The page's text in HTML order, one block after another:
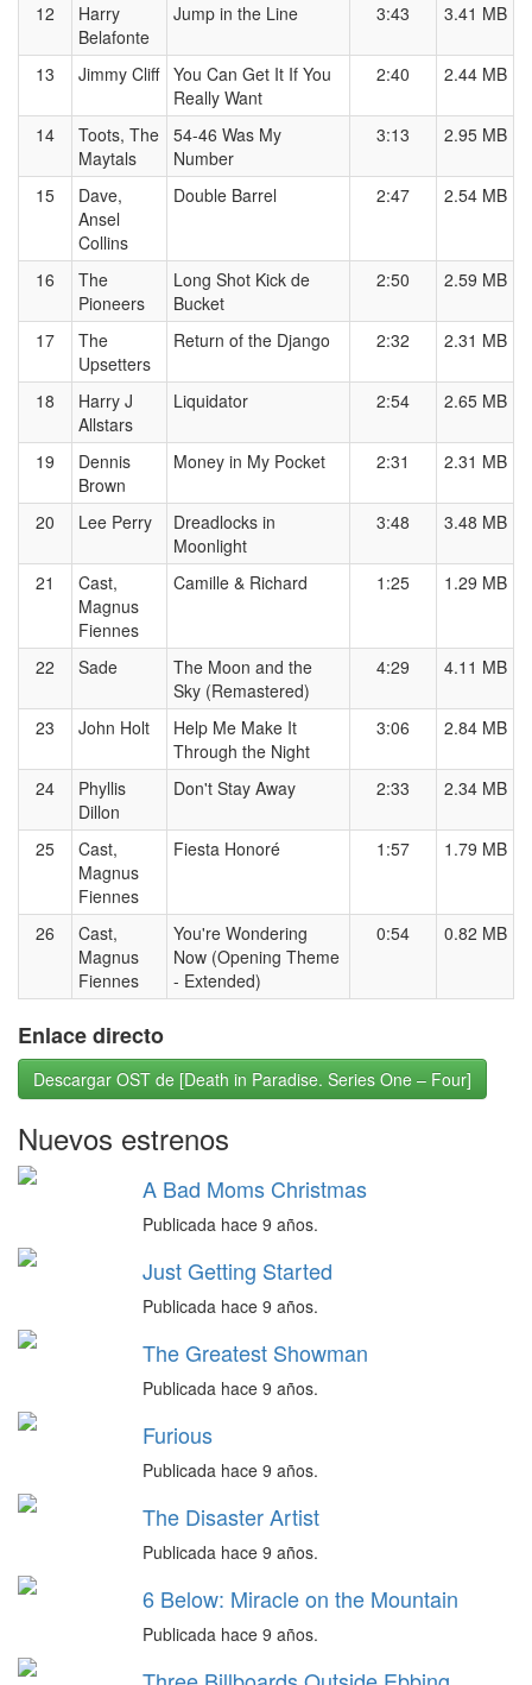
12
Harry
Belafonte
Jump in the Line 3:43 3.41 MB
13 Jimmy Cliff You Can Get It If You
Really Want
2:40 2.44 MB
14
Toots, The
Maytals
54-46 Was My
Number
3:13 2.95 MB
15
Dave,
Ansel
Collins
Double Barrel 2:47 2.54 MB
16
The
Pioneers
Long Shot Kick de
Bucket
2:50 2.59 MB
17
The
Upsetters
Return of the Django 2:32 2.31 MB
18
Harry J
Allstars
Liquidator 2:54 2.65 MB
19
Dennis
Brown
Money in My Pocket 2:31 2.31 MB
20 Lee Perry
Dreadlocks in
Moonlight
3:48 3.48 MB
21
Cast,
Magnus
Fiennes
Camille & Richard 1:25 1.29 MB
22 Sade
The Moon and the
Sky (Remastered)
4:29 4.11 MB
23 John Holt
Help Me Make It
Through the Night
3:06 2.84 MB
24
Phyllis
Dillon
Don't Stay Away 2:33 2.34 MB
25
Cast,
Magnus
Fiennes
Fiesta Honoré 1:57 1.79 MB
26
Cast,
Magnus
Fiennes
You're Wondering
Now (Opening Theme
- Extended)
0:54 0.82 MB
Enlace directo
Descargar OST de [Death in Paradise. Series One – Four]
Nuevos estrenos
A Bad Moms Christmas
Publicada hace 9 años.
Just Getting Started
Publicada hace 9 años.
The Greatest Showman
Publicada hace 9 años.
Furious
Publicada hace 9 años.
The Disaster Artist
Publicada hace 9 años.
6 Below: Miracle on the Mountain
Publicada hace 9 años.